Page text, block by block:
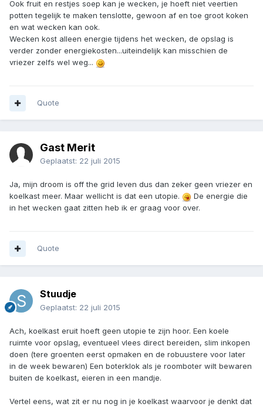
Ook fruit en restjes soep kan je wecken, je hoeft niet veertien
potten tegelijk te maken tenslotte, gewoon af en toe groot koken
en wat wecken kan ook.
Wecken kost alleen energie tijdens het wecken, de opslag is
verder zonder energiekosten...uiteindelijk kan misschien de
vriezer zelfs wel weg...
Quote
Gast Merit
Geplaatst: 22 juli 2015
Ja, mijn droom is off the grid leven dus dan zeker geen vriezer en
koelkast meer. Maar wellicht is dat een utopie.
De energie die
in het wecken gaat zitten heb ik er graag voor over.
Quote
Stuudje
Geplaatst: 22 juli 2015
Ach, koelkast eruit hoeft geen utopie te zijn hoor. Een koele
ruimte voor opslag, eventueel vlees direct bereiden, slim inkopen
doen (tere groenten eerst opmaken en de robuustere voor later
in de week bewaren) Een boterklok als je roomboter wilt bewaren
buiten de koelkast, eieren in een mandje.
Vertel eens, wat zit er nu nog in je koelkast waarvoor je denkt dat